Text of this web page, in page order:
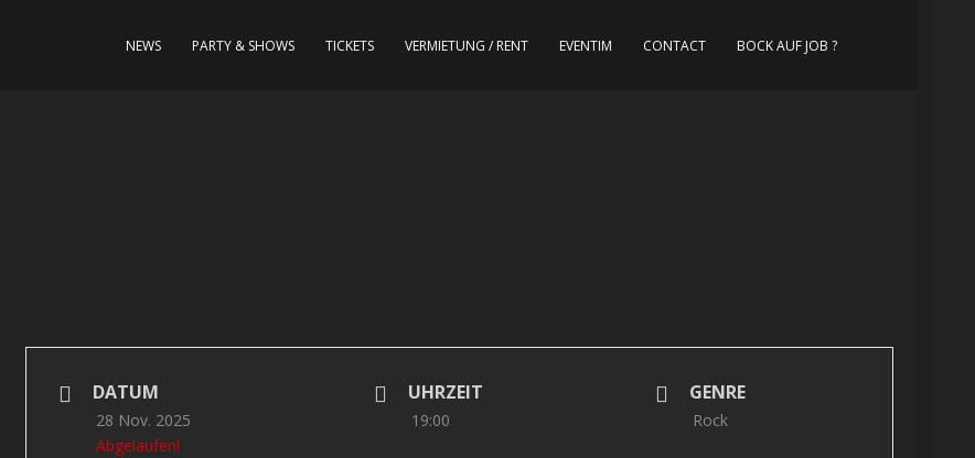
NEWS PARTY & SHOWS TICKETS VERMIETUNG / RENT EVENTIM CONTACT BOCK AUF JOB ?
DATUM
28 Nov. 2025
Abgelaufen!
UHRZEIT
19:00
GENRE
Rock